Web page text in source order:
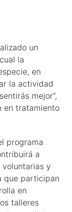
un
la
en
la actividad
mejor”,
en tratamiento
programa
a
y
que participan
en
talleres